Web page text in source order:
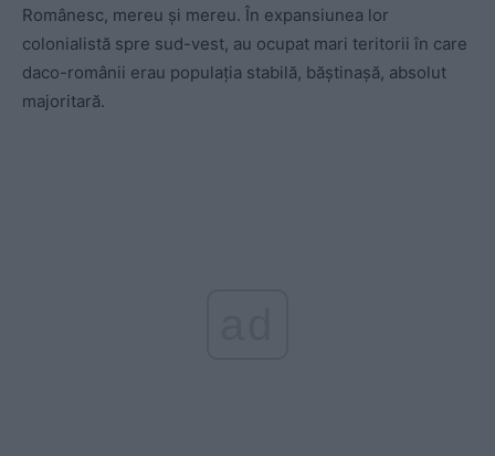
Românesc, mereu și mereu. În expansiunea lor
colonialistă spre sud-vest, au ocupat mari teritorii în care
daco-românii erau populația stabilă, băștinașă, absolut
majoritară.